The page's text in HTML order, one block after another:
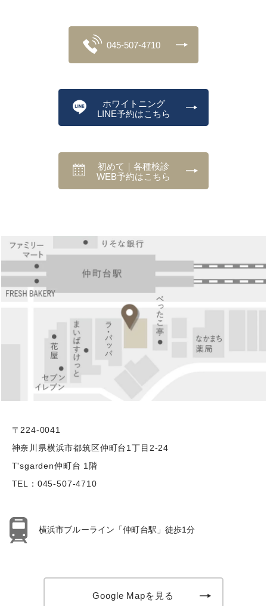
045-507-4710
ホワイトニング
LINE予約はこちら
初めて｜各種検診
WEB予約はこちら
〒224-0041
神奈川県横浜市都筑区仲町台1丁目2-24
T'sgarden仲町台 1階
TEL： 045-507-4710
横浜市ブルーライン「仲町台駅」徒歩1分
Google Mapを見る